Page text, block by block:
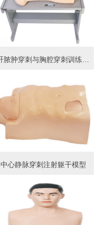
中心静脉穿刺注射躯干模型